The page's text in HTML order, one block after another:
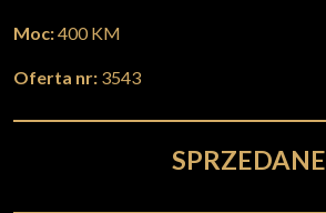
Moc:400 KM
Oferta nr: 3543
SPRZEDANE